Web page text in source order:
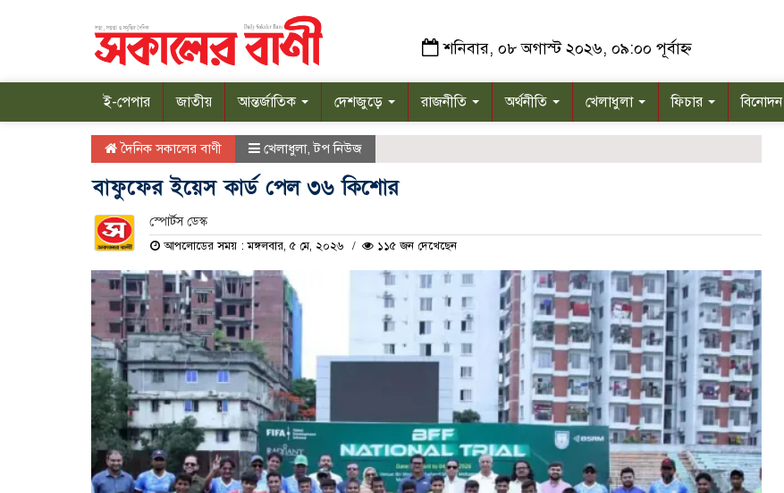
শনিবার, ০৮ অগাস্ট ২০২৬, ০৯:০০ পূর্বাহ্ন
ই-পেপার জাতীয় আন্তর্জাতিক দেশজুড়ে রাজনীতি অর্থনীতি খেলাধুলা ফিচার বিনোদন
দৈনিক সকালের বাণী খেলাধুলা,টপ নিউজ
বাফুফের ইয়েস কার্ড পেল ৩৬ কিশোর
স্পোর্টস ডেস্ক
আপলোডের সময় : মঙ্গলবার, ৫ মে, ২০২৬ ১১৫ জন দেখেছেন